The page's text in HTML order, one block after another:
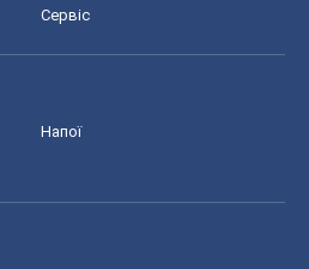
Сервіс
Напої